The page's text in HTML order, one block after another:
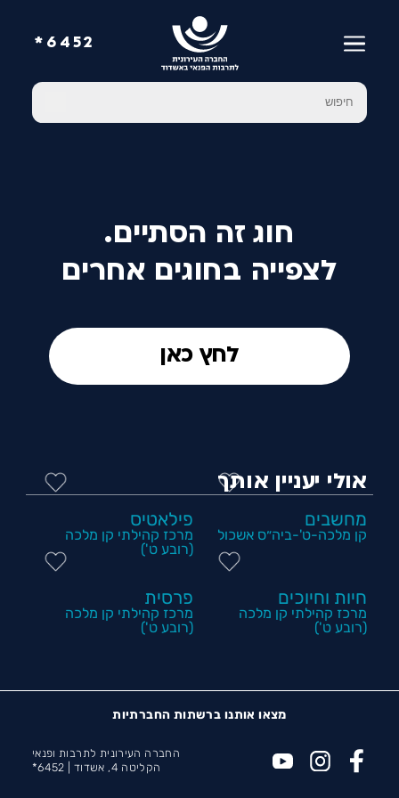
6452*
חוג זה הסתיים.
לצפייה בחוגים אחרים
לחץ כאן
אולי יעניין אותך
מחשבים
קן מלכה-ט'-ביה״ס אשכול
פילאטיס
מרכז קהילתי קן מלכה
(רובע ט')
חיות וחיוכים
מרכז קהילתי קן מלכה
(רובע ט')
פרסית
מרכז קהילתי קן מלכה
(רובע ט')
מצאו אותנו ברשתות החברתיות
החברה העירונית לתרבות ופנאי
הקליטה 4, אשדוד |
6452*